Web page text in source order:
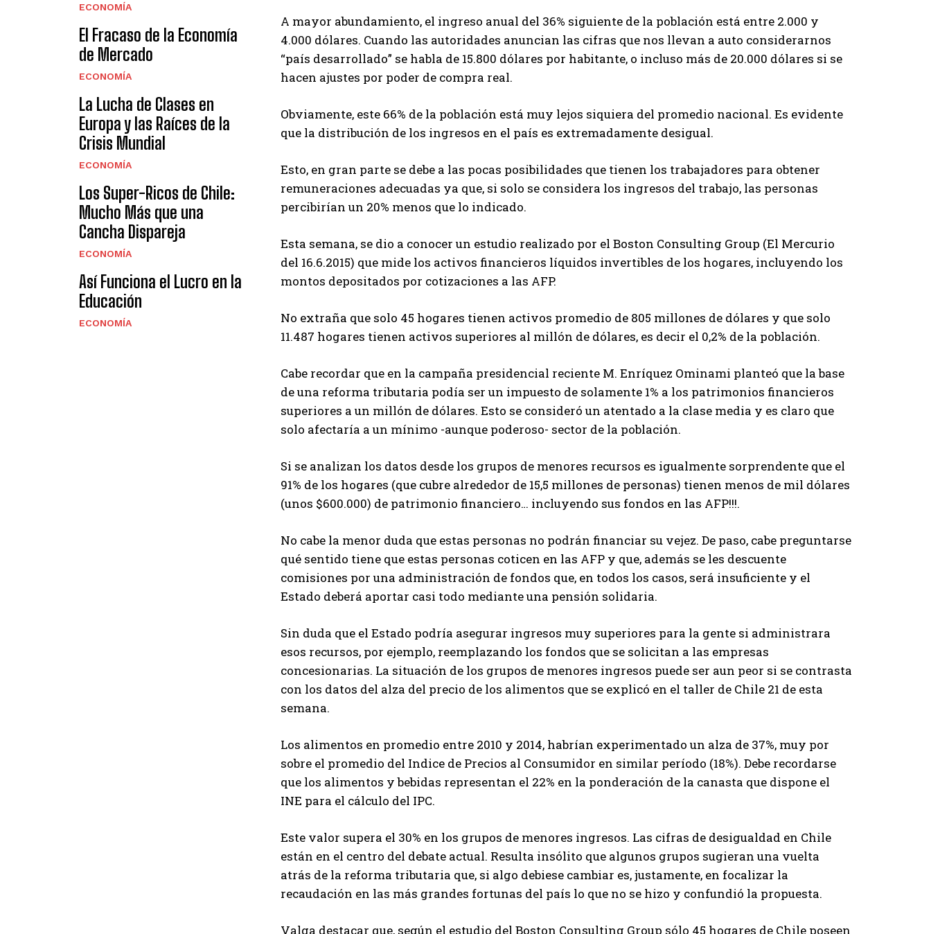
ECONOMÍA
El Fracaso de la Economía
de Mercado
ECONOMÍA
La Lucha de Clases en
Europa y las Raíces de la
Crisis Mundial
ECONOMÍA
Los Super-Ricos de Chile:
Mucho Más que una
Cancha Dispareja
ECONOMÍA
Así Funciona el Lucro en la
Educación
ECONOMÍA
A mayor abundamiento, el ingreso anual del 36% siguiente de la población está entre 2.000 y
4.000 dólares. Cuando las autoridades anuncian las cifras que nos llevan a auto considerarnos
“país desarrollado” se habla de 15.800 dólares por habitante, o incluso más de 20.000 dólares si se
hacen ajustes por poder de compra real.
Obviamente, este 66% de la población está muy lejos siquiera del promedio nacional. Es evidente
que la distribución de los ingresos en el país es extremadamente desigual.
Esto, en gran parte se debe a las pocas posibilidades que tienen los trabajadores para obtener
remuneraciones adecuadas ya que, si solo se considera los ingresos del trabajo, las personas
percibirían un 20% menos que lo indicado.
Esta semana, se dio a conocer un estudio realizado por el Boston Consulting Group (El Mercurio
del 16.6.2015) que mide los activos financieros líquidos invertibles de los hogares, incluyendo los
montos depositados por cotizaciones a las AFP.
No extraña que solo 45 hogares tienen activos promedio de 805 millones de dólares y que solo
11.487 hogares tienen activos superiores al millón de dólares, es decir el 0,2% de la población.
Cabe recordar que en la campaña presidencial reciente M. Enríquez Ominami planteó que la base
de una reforma tributaria podía ser un impuesto de solamente 1% a los patrimonios financieros
superiores a un millón de dólares. Esto se consideró un atentado a la clase media y es claro que
solo afectaría a un mínimo -aunque poderoso- sector de la población.
Si se analizan los datos desde los grupos de menores recursos es igualmente sorprendente que el
91% de los hogares (que cubre alrededor de 15,5 millones de personas) tienen menos de mil dólares
(unos $600.000) de patrimonio financiero… incluyendo sus fondos en las AFP!!!.
No cabe la menor duda que estas personas no podrán financiar su vejez. De paso, cabe preguntarse
qué sentido tiene que estas personas coticen en las AFP y que, además se les descuente
comisiones por una administración de fondos que, en todos los casos, será insuficiente y el
Estado deberá aportar casi todo mediante una pensión solidaria.
Sin duda que el Estado podría asegurar ingresos muy superiores para la gente si administrara
esos recursos, por ejemplo, reemplazando los fondos que se solicitan a las empresas
concesionarias. La situación de los grupos de menores ingresos puede ser aun peor si se contrasta
con los datos del alza del precio de los alimentos que se explicó en el taller de Chile 21 de esta
semana.
Los alimentos en promedio entre 2010 y 2014, habrían experimentado un alza de 37%, muy por
sobre el promedio del Indice de Precios al Consumidor en similar período (18%). Debe recordarse
que los alimentos y bebidas representan el 22% en la ponderación de la canasta que dispone el
INE para el cálculo del IPC.
Este valor supera el 30% en los grupos de menores ingresos. Las cifras de desigualdad en Chile
están en el centro del debate actual. Resulta insólito que algunos grupos sugieran una vuelta
atrás de la reforma tributaria que, si algo debiese cambiar es, justamente, en focalizar la
recaudación en las más grandes fortunas del país lo que no se hizo y confundió la propuesta.
Valga destacar que, según el estudio del Boston Consulting Group sólo 45 hogares de Chile poseen